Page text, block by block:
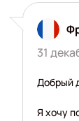
31
Добрый
Я хочу